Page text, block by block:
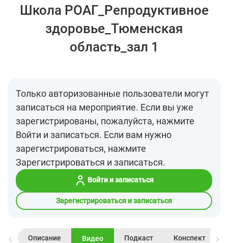
Школа РОАГ_Репродуктивное
здоровье_Тюменская
область_зал 1
Только авторизованные пользователи могут
записаться на мероприятие. Если вы уже
зарегистрированы, пожалуйста, нажмите
Войти и записаться. Если вам нужно
зарегистрироваться, нажмите
Зарегистрироваться и записаться.
Войти и записаться
Зарегистрироваться и записаться
Описание Видео Подкаст Конспект